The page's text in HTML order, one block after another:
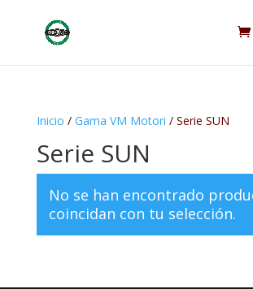
Inicio / Gama VM Motori / Serie SUN
Serie SUN
No se han encontrado
coincidan con tu selección.